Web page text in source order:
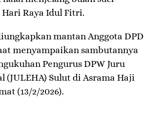
Hari Raya Idul Fitri.
mantan Anggota DPD
menyampaikan sambutannya
Pengurus DPW Juru
(JULEHA) Sulut di Asrama Haji
(13/2/2026).